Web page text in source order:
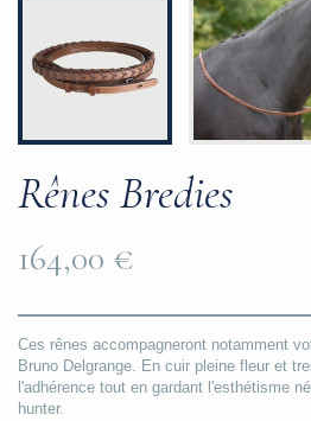
Rênes Bredies
164,00 €
Ces rênes accompagneront notamment
Bruno Delgrange. En cuir pleine fleur et
l'adhérence tout en gardant l'esthétisme
hunter.